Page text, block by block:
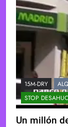
15M-DRY
STOP
Un millón